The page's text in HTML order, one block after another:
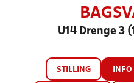
U14 Drenge 3
STILLING INFO